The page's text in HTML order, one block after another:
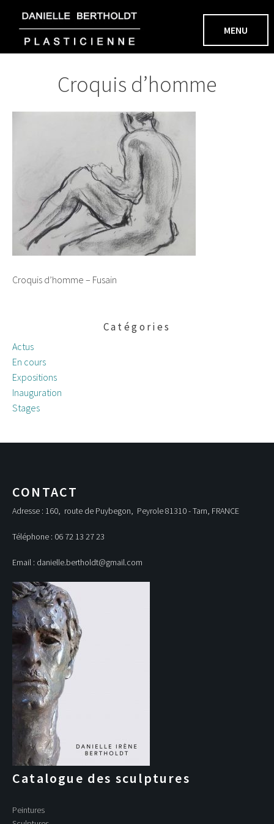
contenu
MENU
Croquis d’homme
Croquis d’homme – Fusain
Catégories
Actus
En cours
Expositions
Inauguration
Stages
CONTACT
Adresse : 160, route de Puybegon, Peyrole 81310 - Tarn, FRANCE
Téléphone : 06 72 13 27 23
Email : danielle.bertholdt@gmail.com
Catalogue des sculptures
Peintures